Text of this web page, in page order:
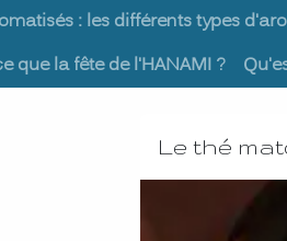
: les différents types
que la fête de l'HANAMI ?
Le thé